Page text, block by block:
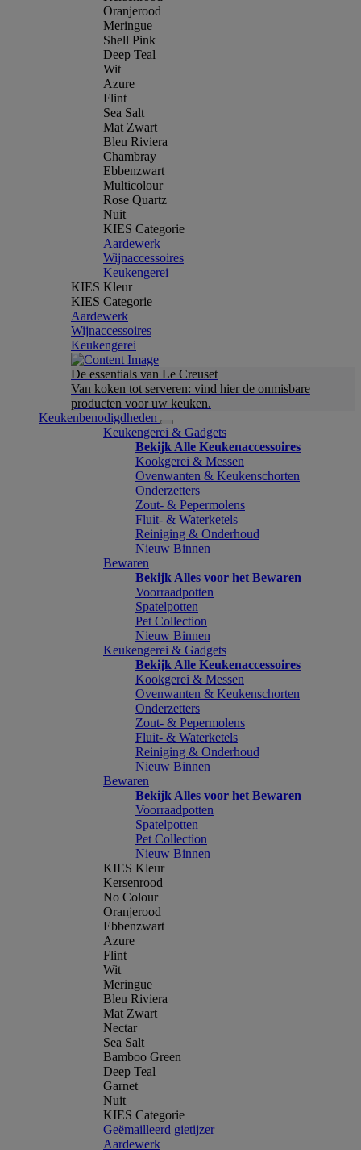
Oranjerood
Meringue
Shell Pink
Deep Teal
Wit
Azure
Flint
Sea Salt
Mat Zwart
Bleu Riviera
Chambray
Ebbenzwart
Multicolour
Rose Quartz
Nuit
KIES Categorie
Aardewerk
Wijnaccessoires
Keukengerei
KIES Kleur
KIES Categorie
Aardewerk
Wijnaccessoires
Keukengerei
De essentials van Le Creuset
Van koken tot serveren: vind hier de onmisbare
producten voor uw keuken.
Keukenbenodigdheden
Keukengerei & Gadgets
Bekijk Alle Keukenaccessoires
Kookgerei & Messen
Ovenwanten & Keukenschorten
Onderzetters
Zout- & Pepermolens
Fluit- & Waterketels
Reiniging & Onderhoud
Nieuw Binnen
Bewaren
Bekijk Alles voor het Bewaren
Voorraadpotten
Spatelpotten
Pet Collection
Nieuw Binnen
Keukengerei & Gadgets
Bekijk Alle Keukenaccessoires
Kookgerei & Messen
Ovenwanten & Keukenschorten
Onderzetters
Zout- & Pepermolens
Fluit- & Waterketels
Reiniging & Onderhoud
Nieuw Binnen
Bewaren
Bekijk Alles voor het Bewaren
Voorraadpotten
Spatelpotten
Pet Collection
Nieuw Binnen
KIES Kleur
Kersenrood
No Colour
Oranjerood
Ebbenzwart
Azure
Flint
Wit
Meringue
Bleu Riviera
Mat Zwart
Nectar
Sea Salt
Bamboo Green
Deep Teal
Garnet
Nuit
KIES Categorie
Geëmailleerd gietijzer
Aardewerk